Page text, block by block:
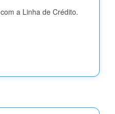
com a Linha de Crédito.